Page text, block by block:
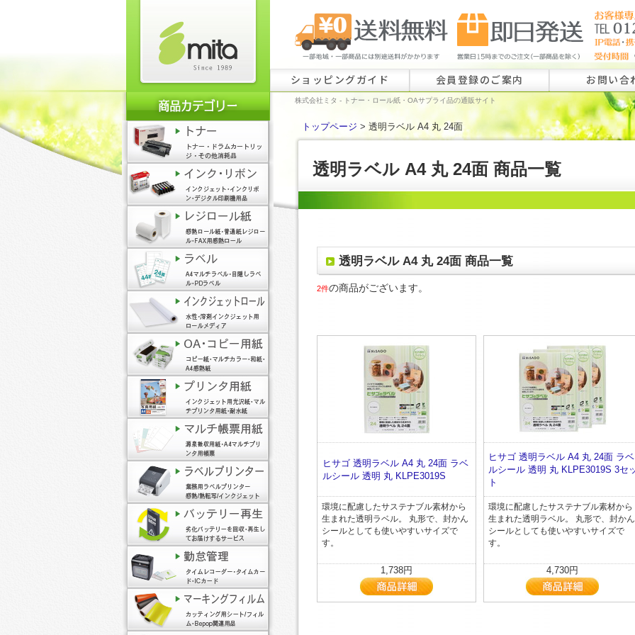
ショッピングガイド 会員登録のご案内 お問い合
ロール紙特注
株式会社ミタ - トナー・ロール紙・OAサプライ品の通販サイト
トップページ > 透明ラベル A4 丸 24面
透明ラベル A4 丸 24面 商品一覧
透明ラベル A4 丸 24面 商品一覧
2件の商品がございます。
ヒサゴ 透明ラベル A4 丸 24面 ラベ
ルシール 透明 丸 KLPE3019S
環境に配慮したサステナブル素材から
生まれた透明ラベル。 丸形で、封かん
シールとしても使いやすいサイズで
す。
1,738円
ヒサゴ 透明ラベル A4 丸 24面 ラベ
ルシール 透明 丸 KLPE3019S 3セ
ト
環境に配慮したサステナブル素材から
生まれた透明ラベル。 丸形で、封かん
シールとしても使いやすいサイズで
す。
4,730円